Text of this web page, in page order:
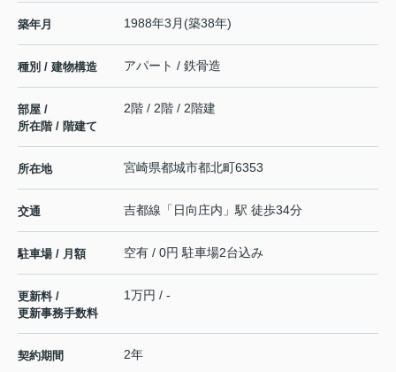
築年月 1988年3月(築38年)
種別 / 建物構造 アパート / 鉄骨造
部屋 /
所在階 / 階建て
2階 / 2階 / 2階建
所在地 宮崎県都城市都北町6353
交通 吉都線 「 日向庄内 」駅 徒歩34分
駐車場 / 月額 空有 / 0円 駐車場2台込み
更新料 /
更新事務手数料
1万円 / -
契約期間 2年